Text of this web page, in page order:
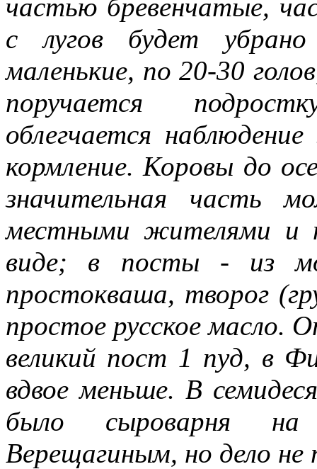
частью бревенчатые,
с лугов будет
маленькие, по 20-30
поручается
облегчается
кормление. Коровы до
значительная часть
местными жителями и
виде; в посты - из
простокваша, творог
простое русское масло.
великий пост 1 пуд, в
вдвое меньше. В
было сыроварня на
Верещагиным, но дело не